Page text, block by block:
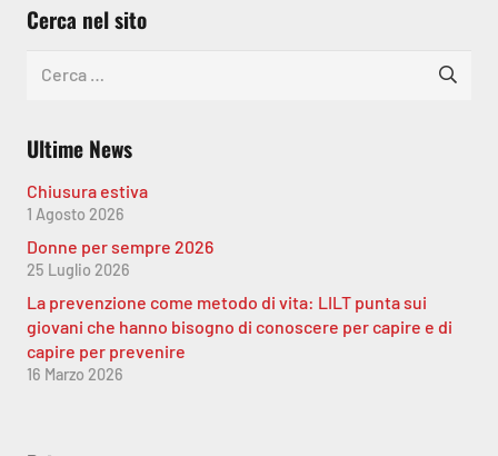
Cerca nel sito
Ultime News
Chiusura estiva
1 Agosto 2026
Donne per sempre 2026
25 Luglio 2026
La prevenzione come metodo di vita: LILT punta sui
giovani che hanno bisogno di conoscere per capire e di
capire per prevenire
16 Marzo 2026